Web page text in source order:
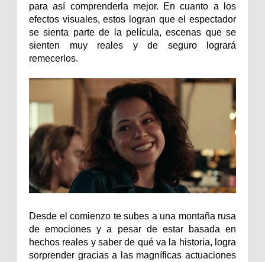
para así comprenderla mejor. En cuanto a los
efectos visuales, estos logran que el espectador
se sienta parte de la película, escenas que se
sienten muy reales y de seguro logrará
remecerlos.
Desde el comienzo te subes a una montaña rusa
de emociones y a pesar de estar basada en
hechos reales y saber de qué va la historia, logra
sorprender gracias a las magníficas actuaciones